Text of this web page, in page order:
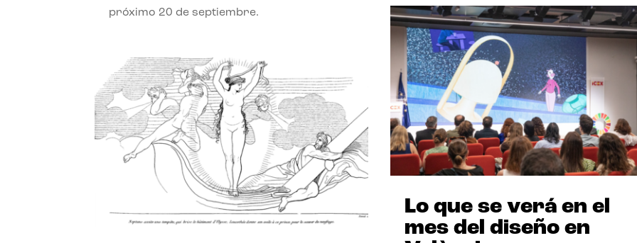
próximo 20 de septiembre.
Lo que se verá en el
mes del diseño en